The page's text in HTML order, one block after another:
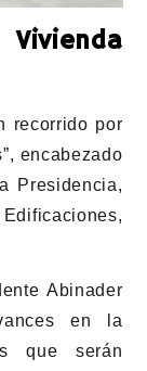
recorrido por
encabezado
Presidencia,
Abinader
en la
que serán